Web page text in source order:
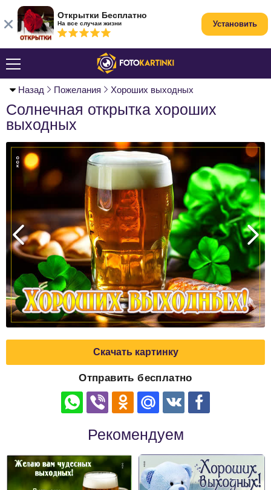
Назад Пожелания Хороших выходных
Солнечная открытка хороших
выходных
Скачать картинку
Отправить бесплатно
Рекомендуем
Открытки Бесплатно
На все случаи жизни Установить